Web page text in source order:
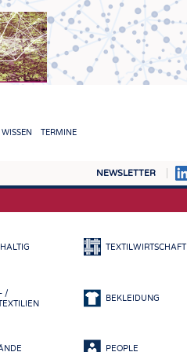
WISSEN TERMINE
NEWSLETTER
FASERN
GEWEBE
TEXTILWIRTSCHAFT
/
BEKLEIDUNG
PEOPLE